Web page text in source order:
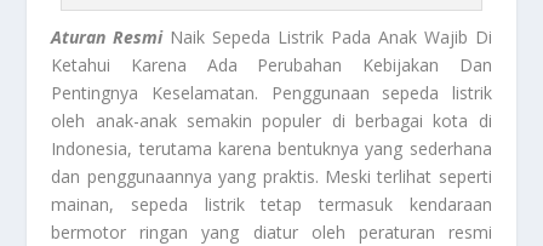
Aturan ResmiNaik Sepeda Listrik Pada Anak Wajib Di
Ketahui Karena Ada Perubahan Kebijakan Dan
Pentingnya Keselamatan. Penggunaan sepeda listrik
oleh anak-anak semakin populer di berbagai kota di
Indonesia, terutama karena bentuknya yang sederhana
dan penggunaannya yang praktis. Meski terlihat seperti
mainan, sepeda listrik tetap termasuk kendaraan
bermotor ringan yang diatur oleh peraturan resmi